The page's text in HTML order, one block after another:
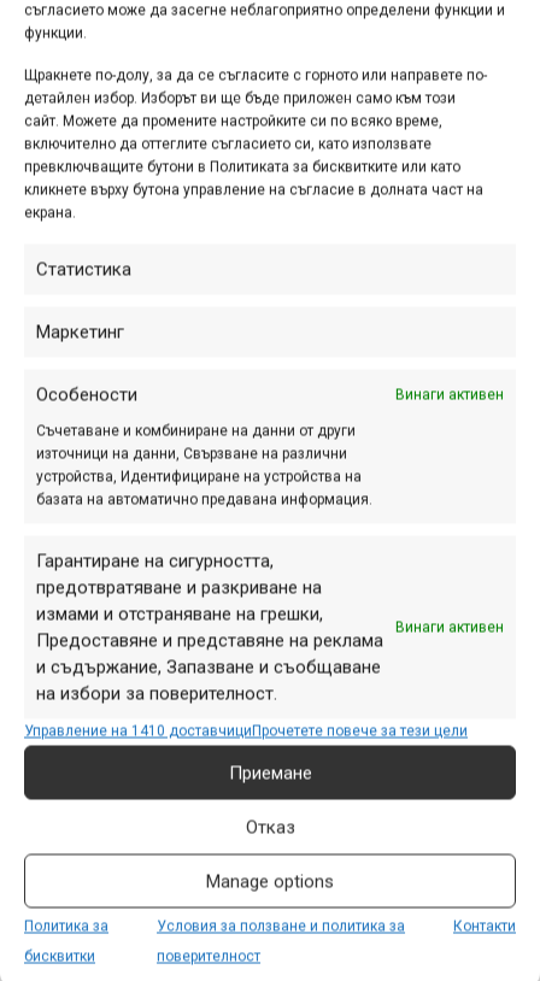
съгласието може да засегне неблагоприятно определени функции и
функции.
Щракнете по-долу, за да се съгласите с горното или направете по-
детайлен избор. Изборът ви ще бъде приложен само към този
сайт. Можете да промените настройките си по всяко време,
включително да оттеглите съгласието си, като използвате
превключващите бутони в Политиката за бисквитките или като
кликнете върху бутона управление на съгласие в долната част на
екрана.
Статистика
Маркетинг
Особености Винаги активен
Съчетаване и комбиниране на данни от други
източници на данни, Свързване на различни
устройства, Идентифициране на устройства на
базата на автоматично предавана информация.
Гарантиране на сигурността,
предотвратяване и разкриване на
измами и отстраняване на грешки,
Предоставяне и представяне на реклама
и съдържание, Запазване и съобщаване
на избори за поверителност.
Винаги активен
Управление на 1410 доставчициПрочетете повече за тези цели
Приемане
Отказ
Manage options
Политика за
бисквитки
Условия за ползване и политика за
поверителност
Контакти
официален видеоклип
Малко след репортажа на МТБ-БГ,
организаторите от клуб Свободно
измерение качиха и официалния
видеоклип от това хубаво
окт. 09, 2013 at 09:58.
Макар че огромната ни галерия от
това състезание, допълнена от тази
част от случилото се, няма как да
подминем събитието на клуб
„Свободно измерение“ без...
Купа Златица 2013 –
резултати
сеп. 22, 2013 at 20:15.
След едногодишна пауза
състезанието на клуб Свободно
измерение се завърна с
характерната за него айляшка